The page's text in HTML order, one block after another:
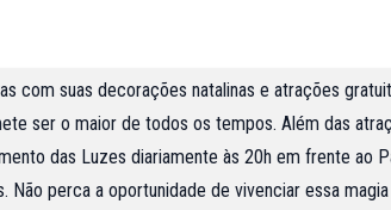
com suas decorações natalinas e atrações
ser o maior de todos os tempos. Além das
das Luzes diariamente às 20h em frente ao
Não perca a oportunidade de vivenciar essa